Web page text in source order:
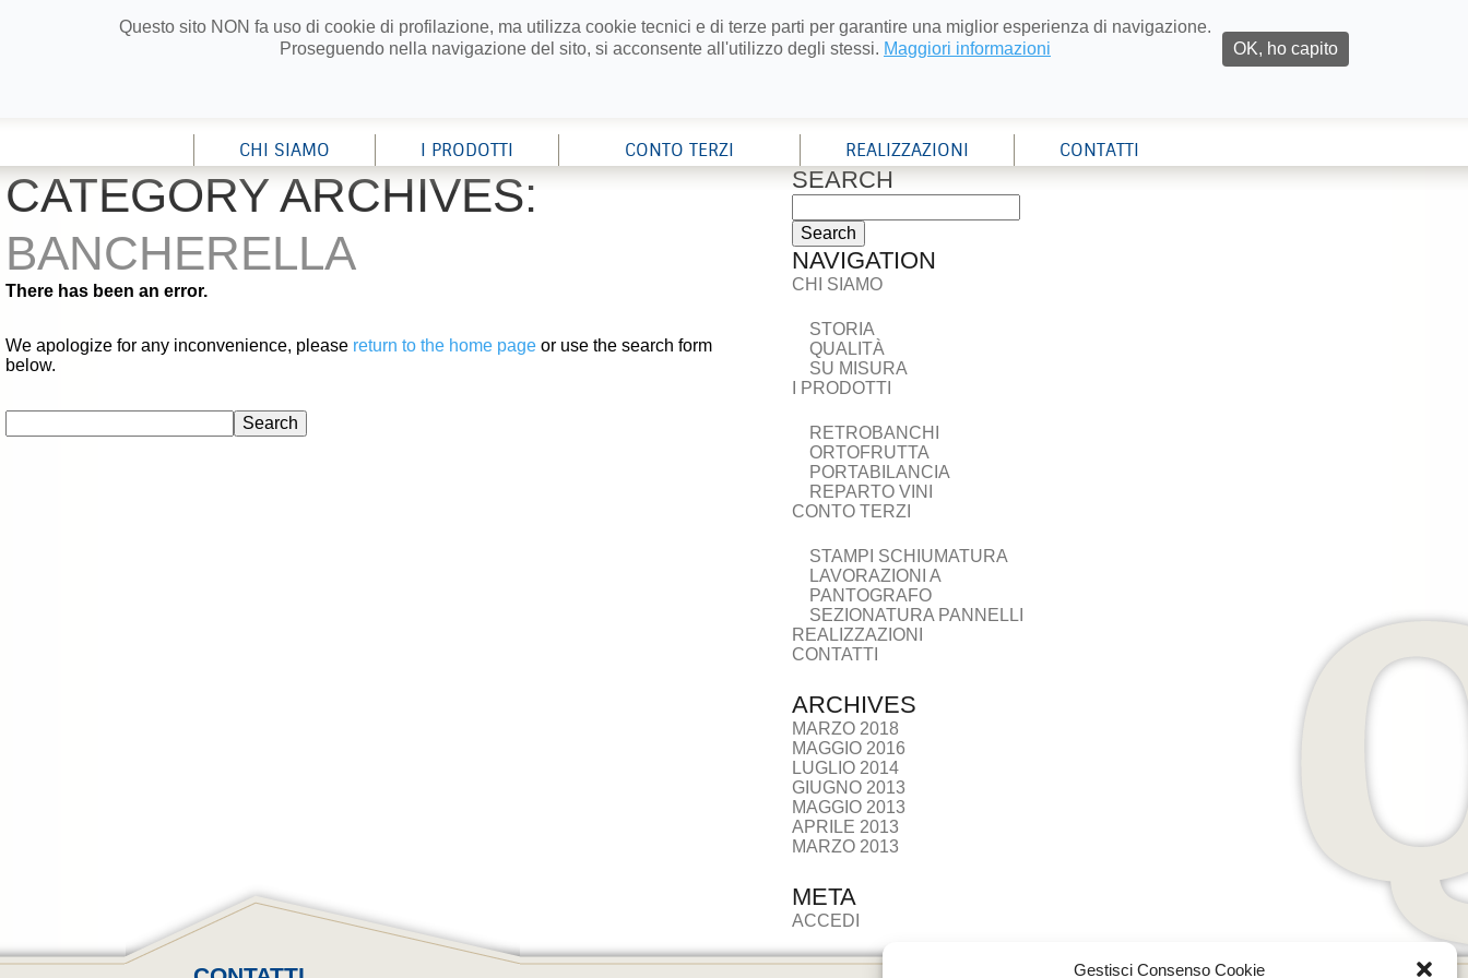
Gestisci Consenso Cookie
CHI SIAMO I PRODOTTI CONTO TERZI REALIZZAZIONI CONTATTI
CATEGORY ARCHIVES:
BANCHERELLA
There has been an error.
We apologize for any inconvenience, please return to the home page or use the search form
below.
SEARCH
NAVIGATION
CHI SIAMO
STORIA
QUALITÀ
SU MISURA
I PRODOTTI
RETROBANCHI
ORTOFRUTTA
PORTABILANCIA
REPARTO VINI
CONTO TERZI
STAMPI SCHIUMATURA
LAVORAZIONI A
PANTOGRAFO
SEZIONATURA PANNELLI
REALIZZAZIONI
CONTATTI
ARCHIVES
MARZO 2018
MAGGIO 2016
LUGLIO 2014
GIUGNO 2013
MAGGIO 2013
APRILE 2013
MARZO 2013
META
ACCEDI
Questo sito NON fa uso di cookie di profilazione, ma utilizza cookie tecnici e di terze parti per garantire una miglior esperienza di navigazione.
Proseguendo nella navigazione del sito, si acconsente all'utilizzo degli stessi. Maggiori informazioni OK, ho capito